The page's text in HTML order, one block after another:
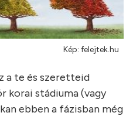
Kép: felejtek.hu
a te és szeretteid
korai stádiuma (vagy
ebben a fázisban még